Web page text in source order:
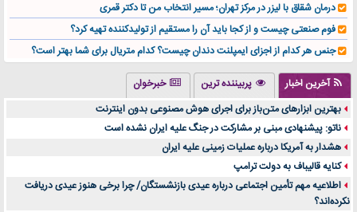
درمان شقاق با لیزر در مرکز تهران؛ مسیر انتخاب من تا دکتر قمری
فوم صنعتی چیست و از کجا باید آن را مستقیم از تولیدکننده تهیه کرد؟
جنس هر کدام از اجزای ایمپلنت دندان چیست؟ کدام متریال برای شما بهتر است؟
تولید لیوان کاغذی یک کسب‌ و کار پر سود و رو‌ به‌ رشد در بازار ایران
درد زانو بعد از تمرین با تردمیل؟ شاید مشکل از این انتخاب باشد
آینده موسیقی هم‌اکنون در اینجاست
بهترین راه تبلیغات کلینیک زیبایی و افزایش مشتری کدام است؟
مقایسه قالب آسترا با وودمارت و فلت‌سام (فارسی)
خرید سمعک کارکرده یا دست دوم | نکات مهم قبل از تصمیم‌گیری
خرید و فروش قطعات سرور دست دوم در ماهان شبکه ایرانیان
آخرین اخبار پربیننده ترین
خبرخوان
بهترین ابزارهای متن‌باز برای اجرای هوش مصنوعی بدون اینترنت
ناتو: پیشنهادی مبنی بر مشارکت در جنگ علیه ایران نشده است
هشدار به آمریکا درباره عملیات زمینی علیه ایران
کنایه قالیباف به دولت ترامپ
اطلاعیه مهم تأمین اجتماعی درباره عیدی بازنشستگان/ چرا برخی هنوز عیدی دریافت
نکرده‌اند؟